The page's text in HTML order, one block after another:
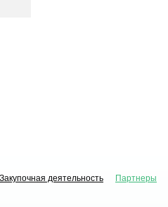
Закупочная деятельность Партнеры